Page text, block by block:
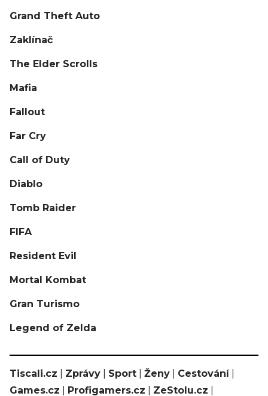
Grand Theft Auto
Zaklínač
The Elder Scrolls
Mafia
Fallout
Far Cry
Call of Duty
Diablo
Tomb Raider
FIFA
Resident Evil
Mortal Kombat
Gran Turismo
Legend of Zelda
Tiscali.cz Zprávy Sport Ženy Cestování|
Games.cz
Profigamers.cz ZeStolu.cz